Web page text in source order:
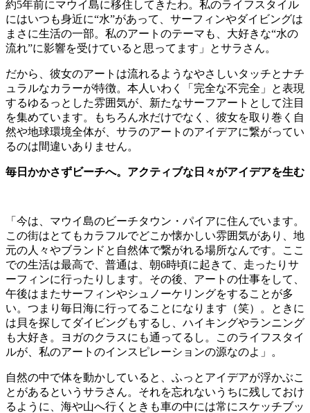
約5年前にマウイ島に移住してきたわ。私のライフスタイル
にはいつも身近に“水”があって、サーフィンやダイビングは
まさに生活の一部。私のアートのテーマも、大好きな“水の
流れ”に影響を受けていると思ってます」とサラさん。
だから、彼女のアートは流れるようなやさしいタッチとナチ
ュラルなカラーが特徴。本人いわく「完全な不完全」と表現
するゆるっとした雰囲気が、新たなサーフアートとして注目
を集めています。もちろん水だけでなく、彼女を取り巻く自
然や地球環境全体が、サラのアートのアイデアに繋がってい
るのは間違いありません。
毎日かかさずビーチへ。アクティブな日々がアイデアを生む
「今は、マウイ島のビーチタウン・パイアに住んでいます。
この街はとてもカラフルでどこか懐かしい雰囲気があり、地
元の人々やブランドと自然体で繋がれる場所なんです。ここ
での生活は最高で、普通は、朝6時頃に起きて、走ったりサ
ーフィンに行ったりします。その後、アートの仕事をして、
午後はまたサーフィンやシュノーケリングをすることが多
い。つまり毎日海に行ってることになります（笑）。ときに
は貝を探してダイビングもするし、ハイキングやランニング
も大好き。ヨガのクラスにも通ってるし。このライフスタイ
ルが、私のアートのインスピレーションの源なのよ」。
自然の中で体を動かしていると、ふっとアイデアが浮かぶこ
とがあるというサラさん。それを忘れないうちに残しておけ
るように、海や山へ行くときも車の中には常にスケッチブッ